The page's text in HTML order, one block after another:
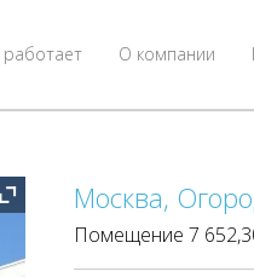
О компании
работает
Москва,
Помещение 7